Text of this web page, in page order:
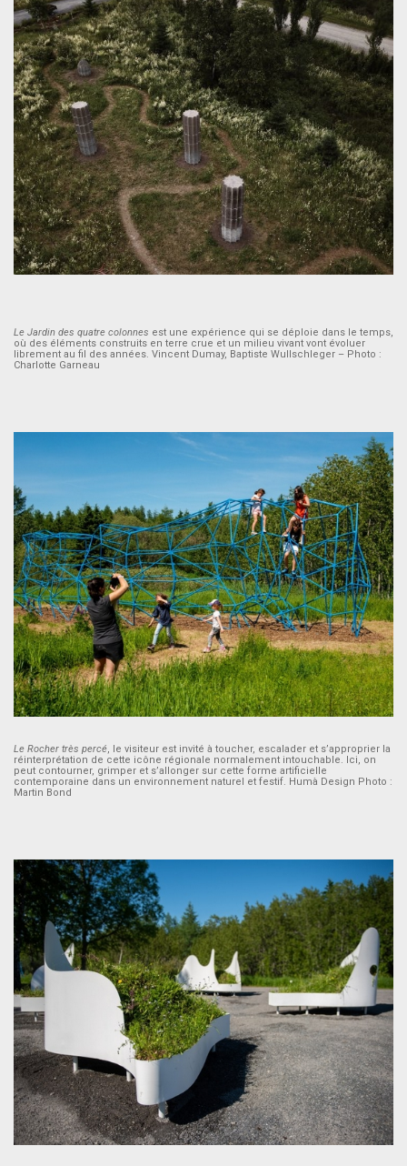
Le Jardin des quatre colonnes est une expérience qui se déploie dans le temps,
où des éléments construits en terre crue et un milieu vivant vont évoluer
librement au fil des années. Vincent Dumay, Baptiste Wullschleger – Photo :
Charlotte Garneau
Le Rocher très percé, le visiteur est invité à toucher, escalader et s’approprier la
réinterprétation de cette icône régionale normalement intouchable. Ici, on
peut contourner, grimper et s’allonger sur cette forme artificielle
contemporaine dans un environnement naturel et festif. Humà Design Photo :
Martin Bond